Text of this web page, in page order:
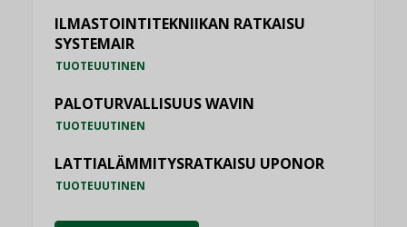
ILMASTOINTITEKNIIKAN RATKAISU
SYSTEMAIR
TUOTEUUTINEN
PALOTURVALLISUUS WAVIN
TUOTEUUTINEN
LATTIALÄMMITYSRATKAISU UPONOR
TUOTEUUTINEN